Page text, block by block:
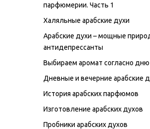
парфюмерии. Часть 1
Халяльные арабские духи
Арабские духи – мощные
антидепрессанты
Выбираем аромат согласно
Дневные и вечерние арабские
История арабских парфюмов
Изготовление арабских духов
Пробники арабских духов